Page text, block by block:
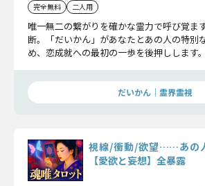
完全無料 二人用
唯一無二の繋がりを確かな霊力で呼び覚ま
断。「だいかん」があなたとあの人の特別
め、恋成就への最初の一歩を後押しします。
だいかん｜霊界霊視
視線/衝動/欲望……あの
【愛欲と妄想】全暴露